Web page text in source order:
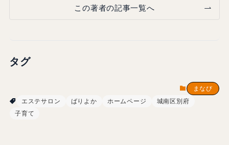
この著者の記事一覧へ
タグ
まなび
エステサロン
ばりよか ホームページ
城南区別府
子育て